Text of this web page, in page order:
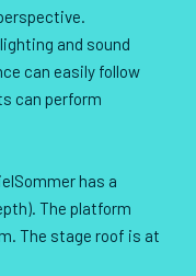
and sound
can easily follow
can perform
has a
The platform
The stage roof is at